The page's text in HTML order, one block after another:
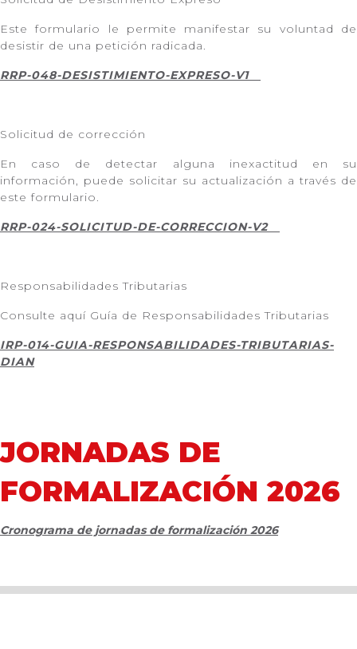
Este formulario le permite manifestar su voluntad de
desistir de una petición radicada.
RRP-048-DESISTIMIENTO-EXPRESO-V1
Solicitud de corrección
En caso de detectar alguna inexactitud en su
información, puede solicitar su actualización a través de
este formulario.
RRP-024-SOLICITUD-DE-CORRECCION-V2
Responsabilidades Tributarias
Consulte aquí Guía de Responsabilidades Tributarias
IRP-014-GUIA-RESPONSABILIDADES-TRIBUTARIAS-
DIAN
JORNADAS DE
FORMALIZACIÓN 2026
Cronograma de jornadas de formalización 2026